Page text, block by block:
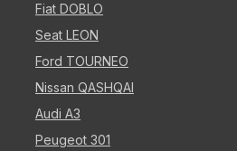
Fiat DOBLO
Seat LEON
Ford TOURNEO
Nissan QASHQAI
Audi A3
Peugeot 301